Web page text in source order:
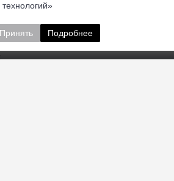
Принять Подробнее